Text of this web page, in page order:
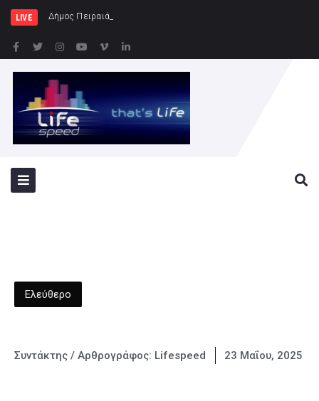
LIVE Δήμος Πειραιά : Συγκέντρωση ειδώ
Ελεύθερο
Συντάκτης / Αρθρογράφος: Lifespeed 23 Μαΐου, 2025